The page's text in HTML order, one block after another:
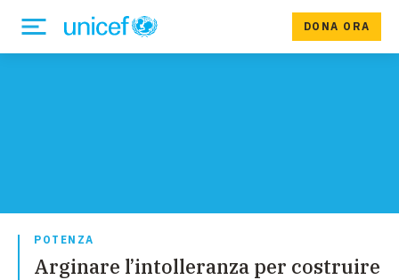
DONA ORA
POTENZA
Arginare l’intolleranza per costruire